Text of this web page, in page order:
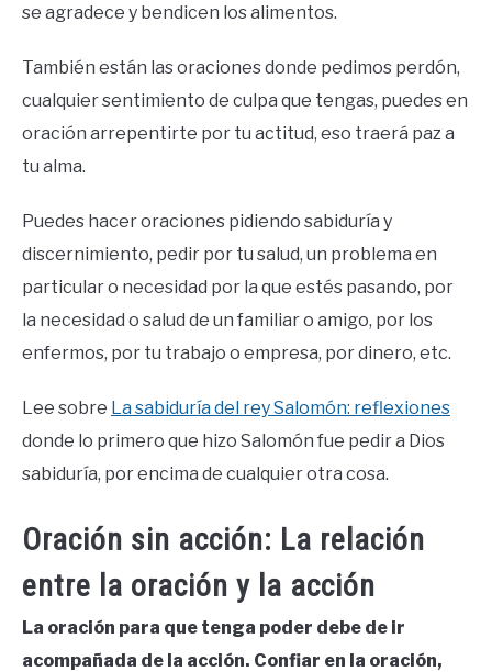
se agradece y bendicen los alimentos.
También están las oraciones donde pedimos perdón,
cualquier sentimiento de culpa que tengas, puedes en
oración arrepentirte por tu actitud, eso traerá paz a
tu alma.
Puedes hacer oraciones pidiendo sabiduría y
discernimiento, pedir por tu salud, un problema en
particular o necesidad por la que estés pasando, por
la necesidad o salud de un familiar o amigo, por los
enfermos, por tu trabajo o empresa, por dinero, etc.
Lee sobre La sabiduría del rey Salomón: reflexiones
donde lo primero que hizo Salomón fue pedir a Dios
sabiduría, por encima de cualquier otra cosa.
Oración sin acción: La relación
entre la oración y la acción
La oración para que tenga poder debe de ir
acompañada de la acción. Confiar en la oración,